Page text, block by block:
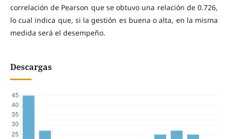
correlación de Pearson que se obtuvo una relación de 0.726,
lo cual indica que, si la gestión es buena o alta, en la misma
medida será el desempeño.
Descargas